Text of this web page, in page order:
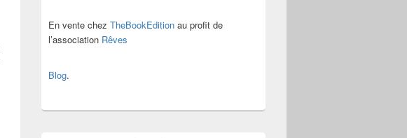
En vente chez TheBookEdition au profit de
l’association Rêves
Blog.